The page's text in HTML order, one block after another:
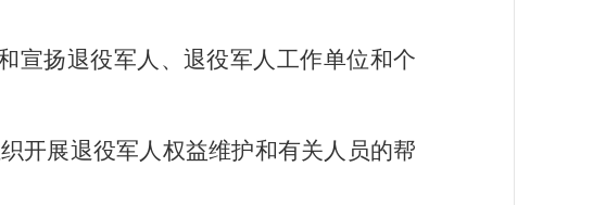
宣扬退役军人、退役军人工作单位和个
开展退役军人权益维护和有关人员的帮